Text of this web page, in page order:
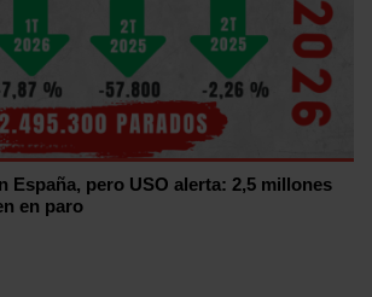
España, pero USO alerta: 2,5 millones
en paro